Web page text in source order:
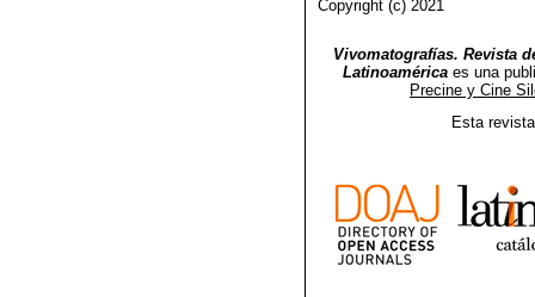
Copyright (c) 2021
Vivomatografías. Revista
Latinoamérica es una
Precine y Cine
Esta